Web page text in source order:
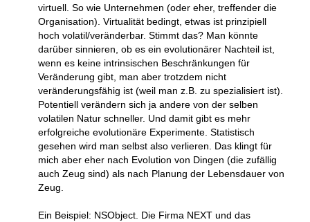
virtuell. So wie Unternehmen (oder eher, treffender die
Organisation). Virtualität bedingt, etwas ist prinzipiell
hoch volatil/veränderbar. Stimmt das? Man könnte
darüber sinnieren, ob es ein evolutionärer Nachteil ist,
wenn es keine intrinsischen Beschränkungen für
Veränderung gibt, man aber trotzdem nicht
veränderungsfähig ist (weil man z.B. zu spezialisiert ist).
Potentiell verändern sich ja andere von der selben
volatilen Natur schneller. Und damit gibt es mehr
erfolgreiche evolutionäre Experimente. Statistisch
gesehen wird man selbst also verlieren. Das klingt für
mich aber eher nach Evolution von Dingen (die zufällig
auch Zeug sind) als nach Planung der Lebensdauer von
Zeug.
Ein Beispiel: NSObject. Die Firma NEXT und das